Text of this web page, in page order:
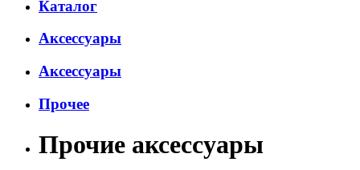
Каталог
Аксессуары
Аксессуары
Прочее
Прочие аксессуары